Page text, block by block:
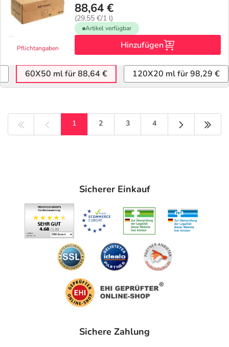
Pflichtangaben
88,64 €
(29,55 €/1 l)
Artikel verfügbar
Hinzufügen
60X50 ml für 88,64 € 120X20 ml für 98,29 €
1 2 3 4 Nächste
Sicherer Einkauf
Sichere Zahlung